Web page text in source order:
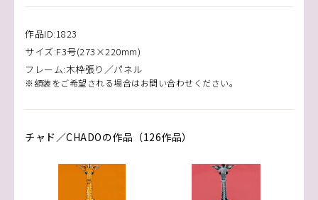
作品ID:1823
サイズ:F3号(273×220mm)
フレーム:木枠張り／パネル
※額装をご希望される場合はお問い合わせください。
チャド／CHADOの作品（126作品）